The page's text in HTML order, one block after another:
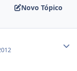
Novo Tópico